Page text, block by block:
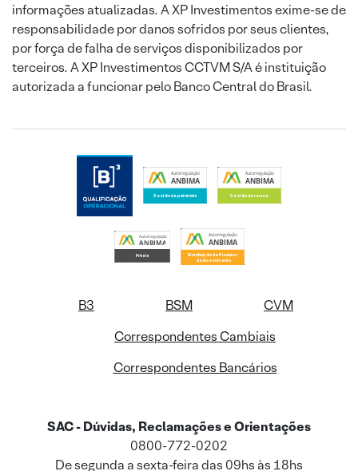
informações atualizadas. A XP Investimentos exime-se de
responsabilidade por danos sofridos por seus clientes,
por força de falha de serviços disponibilizados por
terceiros. A XP Investimentos CCTVM S/A é instituição
autorizada a funcionar pelo Banco Central do Brasil.
B3 BSM
CVM
Correspondentes Cambiais
Correspondentes Bancários
SAC - Dúvidas, Reclamações e Orientações
0800-772-0202
De segunda a sexta-feira das 09hs às 18hs